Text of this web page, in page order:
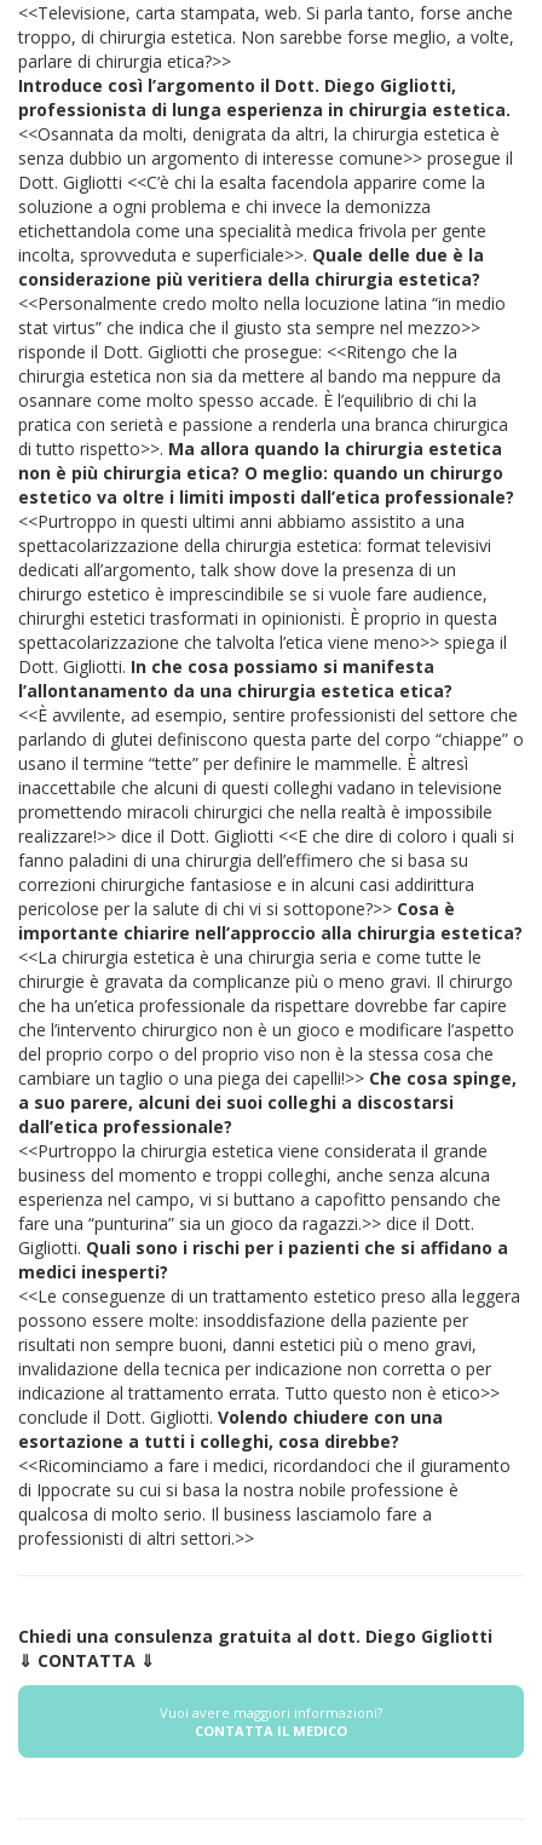
<<Televisione, carta stampata, web. Si parla tanto, forse anche
troppo, di chirurgia estetica. Non sarebbe forse meglio, a volte,
parlare di chirurgia etica?>>
Introduce così l’argomento il Dott. Diego Gigliotti,
professionista di lunga esperienza in chirurgia estetica.
<<Osannata da molti, denigrata da altri, la chirurgia estetica è
senza dubbio un argomento di interesse comune>> prosegue il
Dott. Gigliotti <<C’è chi la esalta facendola apparire come la
soluzione a ogni problema e chi invece la demonizza
etichettandola come una specialità medica frivola per gente
incolta, sprovveduta e superficiale>>. Quale delle due è la
considerazione più veritiera della chirurgia estetica?
<<Personalmente credo molto nella locuzione latina “in medio
stat virtus” che indica che il giusto sta sempre nel mezzo>>
risponde il Dott. Gigliotti che prosegue: <<Ritengo che la
chirurgia estetica non sia da mettere al bando ma neppure da
osannare come molto spesso accade. È l’equilibrio di chi la
pratica con serietà e passione a renderla una branca chirurgica
di tutto rispetto>>. Ma allora quando la chirurgia estetica
non è più chirurgia etica? O meglio: quando un chirurgo
estetico va oltre i limiti imposti dall’etica professionale?
<<Purtroppo in questi ultimi anni abbiamo assistito a una
spettacolarizzazione della chirurgia estetica: format televisivi
dedicati all’argomento, talk show dove la presenza di un
chirurgo estetico è imprescindibile se si vuole fare audience,
chirurghi estetici trasformati in opinionisti. È proprio in questa
spettacolarizzazione che talvolta l’etica viene meno>> spiega il
Dott. Gigliotti. In che cosa possiamo si manifesta
l’allontanamento da una chirurgia estetica etica?
<<È avvilente, ad esempio, sentire professionisti del settore che
parlando di glutei definiscono questa parte del corpo “chiappe” o
usano il termine “tette” per definire le mammelle. È altresì
inaccettabile che alcuni di questi colleghi vadano in televisione
promettendo miracoli chirurgici che nella realtà è impossibile
realizzare!>> dice il Dott. Gigliotti <<E che dire di coloro i quali si
fanno paladini di una chirurgia dell’effimero che si basa su
correzioni chirurgiche fantasiose e in alcuni casi addirittura
pericolose per la salute di chi vi si sottopone?>> Cosa è
importante chiarire nell’approccio alla chirurgia estetica?
<<La chirurgia estetica è una chirurgia seria e come tutte le
chirurgie è gravata da complicanze più o meno gravi. Il chirurgo
che ha un’etica professionale da rispettare dovrebbe far capire
che l’intervento chirurgico non è un gioco e modificare l’aspetto
del proprio corpo o del proprio viso non è la stessa cosa che
cambiare un taglio o una piega dei capelli!>> Che cosa spinge,
a suo parere, alcuni dei suoi colleghi a discostarsi
dall’etica professionale?
<<Purtroppo la chirurgia estetica viene considerata il grande
business del momento e troppi colleghi, anche senza alcuna
esperienza nel campo, vi si buttano a capofitto pensando che
fare una “punturina” sia un gioco da ragazzi.>> dice il Dott.
Gigliotti. Quali sono i rischi per i pazienti che si affidano a
medici inesperti?
<<Le conseguenze di un trattamento estetico preso alla leggera
possono essere molte: insoddisfazione della paziente per
risultati non sempre buoni, danni estetici più o meno gravi,
invalidazione della tecnica per indicazione non corretta o per
indicazione al trattamento errata. Tutto questo non è etico>>
conclude il Dott. Gigliotti. Volendo chiudere con una
esortazione a tutti i colleghi, cosa direbbe?
<<Ricominciamo a fare i medici, ricordandoci che il giuramento
di Ippocrate su cui si basa la nostra nobile professione è
qualcosa di molto serio. Il business lasciamolo fare a
professionisti di altri settori.>>
Chiedi una consulenza gratuita al dott. Diego Gigliotti
⇓ CONTATTA ⇓
Vuoi avere maggiori informazioni?
CONTATTA IL MEDICO